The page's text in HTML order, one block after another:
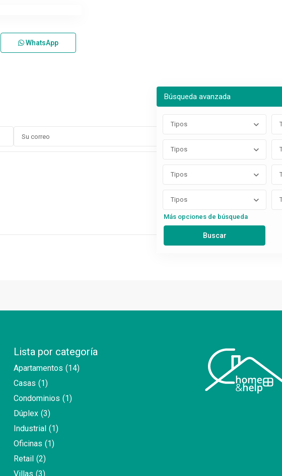
Búsqueda avanzada
Tipos
Tipos
Tipos
Tipos
Más opciones de búsqueda
WhatsApp
Lista por categoría
Apartamentos (14)
Casas (1)
Condominios (1)
Dúplex (3)
Industrial (1)
Oficinas (1)
Retail (2)
Villas (3)